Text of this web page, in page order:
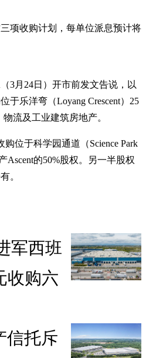
项收购计划，每单位派息预计将
3月24日）开市前发文告说，以
于乐洋弯（Loyang Crescent）25
流及工业建筑房地产。
位于科学园通道（Science Park
Ascent的50%股权。另一半股权
。
军西班
收购六
信托斥